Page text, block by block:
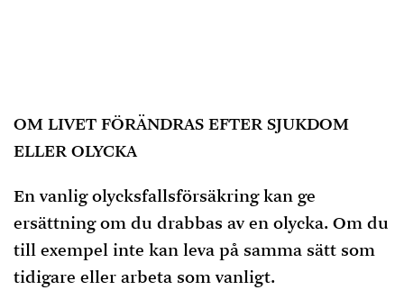
OM LIVET FÖRÄNDRAS EFTER SJUKDOM
ELLER OLYCKA
En vanlig olycksfallsförsäkring kan ge
ersättning om du drabbas av en olycka. Om du
till exempel inte kan leva på samma sätt som
tidigare eller arbeta som vanligt.